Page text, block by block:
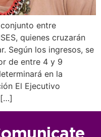
entre
quienes cruzarán
Según los ingresos, se
de entre 4 y 9
en la
El Ejecutivo
[…]